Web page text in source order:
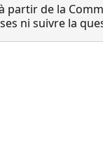
partir de la
ni suivre la